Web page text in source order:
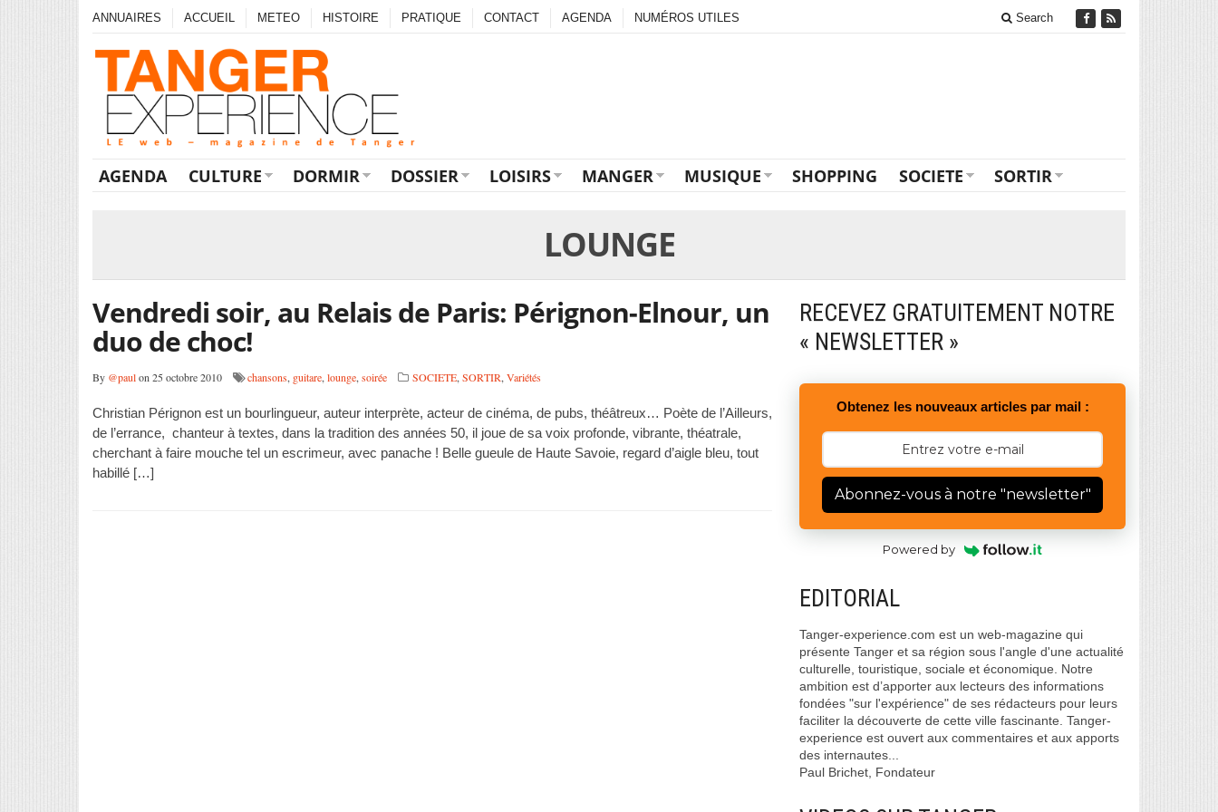
ANNUAIRES ACCUEIL METEO HISTOIRE PRATIQUE CONTACT AGENDA NUMÉROS UTILES Search
AGENDA CULTURE DORMIR DOSSIER LOISIRS MANGER MUSIQUE SHOPPING SOCIETE SORTIR
LOUNGE
Vendredi soir, au Relais de Paris: Pérignon-Elnour, un
duo de choc!
By @paulon 25 octobre 2010 chansons, guitare,lounge,soirée SOCIETE,SORTIR,Variétés
Christian Pérignon est un bourlingueur, auteur interprète, acteur de cinéma, de pubs, théâtreux… Poète de l’Ailleurs,
de l’errance, chanteur à textes, dans la tradition des années 50, il joue de sa voix profonde, vibrante, théatrale,
cherchant à faire mouche tel un escrimeur, avec panache ! Belle gueule de Haute Savoie, regard d’aigle bleu, tout
habillé […]
RECEVEZ GRATUITEMENT NOTRE
« NEWSLETTER »
Obtenez les nouveaux articles par mail :
Abonnez-vous à notre "newsletter"
Powered by
EDITORIAL
Tanger-experience.com est un web-magazine qui
présente Tanger et sa région sous l'angle d'une actualité
culturelle, touristique, sociale et économique. Notre
ambition est d’apporter aux lecteurs des informations
fondées "sur l'expérience" de ses rédacteurs pour leurs
faciliter la découverte de cette ville fascinante. Tanger-
experience est ouvert aux commentaires et aux apports
des internautes...
Paul Brichet, Fondateur